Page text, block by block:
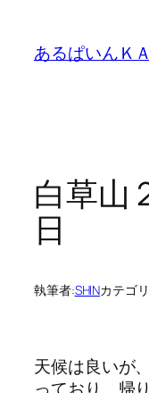
あるぱいんＫ
白草山
日
執筆者:SHINカテゴ
天候は良いが